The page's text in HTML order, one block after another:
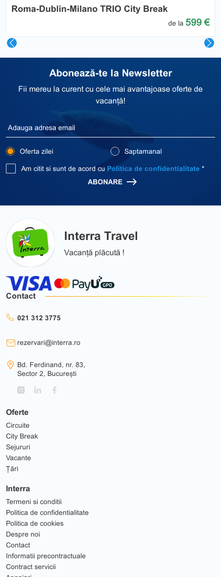
Roma-Dublin-Milano TRIO City Break
de la 599 €
Abonează-te la Newsletter
Fii mereu la curent cu cele mai avantajoase oferte de
vacanță!
Oferta zilei Saptamanal
Am citit si sunt de acord cu Politica de confidentialitate *
ABONARE
Interra Travel
Vacanță plăcută !
Oferte
Circuite
City Break
Sejururi
Vacante
Țări
Interra
Termeni si conditii
Politica de confidentialitate
Politica de cookies
Despre noi
Contact
Informatii precontractuale
Contract servicii
Contact
021 312 3775
rezervari@interra.ro
Bd. Ferdinand, nr. 83,
Sector 2, București